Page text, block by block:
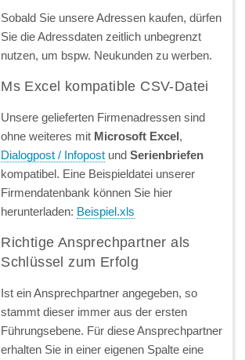
Sobald Sie unsere Adressen kaufen, dürfen
Sie die Adressdaten zeitlich unbegrenzt
nutzen, um bspw. Neukunden zu werben.
Ms Excel kompatible CSV-Datei
Unsere gelieferten Firmenadressen sind
ohne weiteres mit Microsoft Excel,
Dialogpost / Infopost undSerienbriefen
kompatibel. Eine Beispieldatei unserer
Firmendatenbank können Sie hier
herunterladen: Beispiel.xls
Richtige Ansprechpartner als
Schlüssel zum Erfolg
Ist ein Ansprechpartner angegeben, so
stammt dieser immer aus der ersten
Führungsebene. Für diese Ansprechpartner
erhalten Sie in einer eigenen Spalte eine